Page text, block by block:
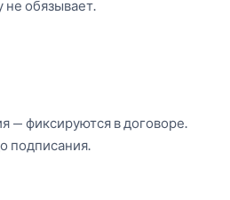
обязывает.
— фиксируются в договоре.
подписания.